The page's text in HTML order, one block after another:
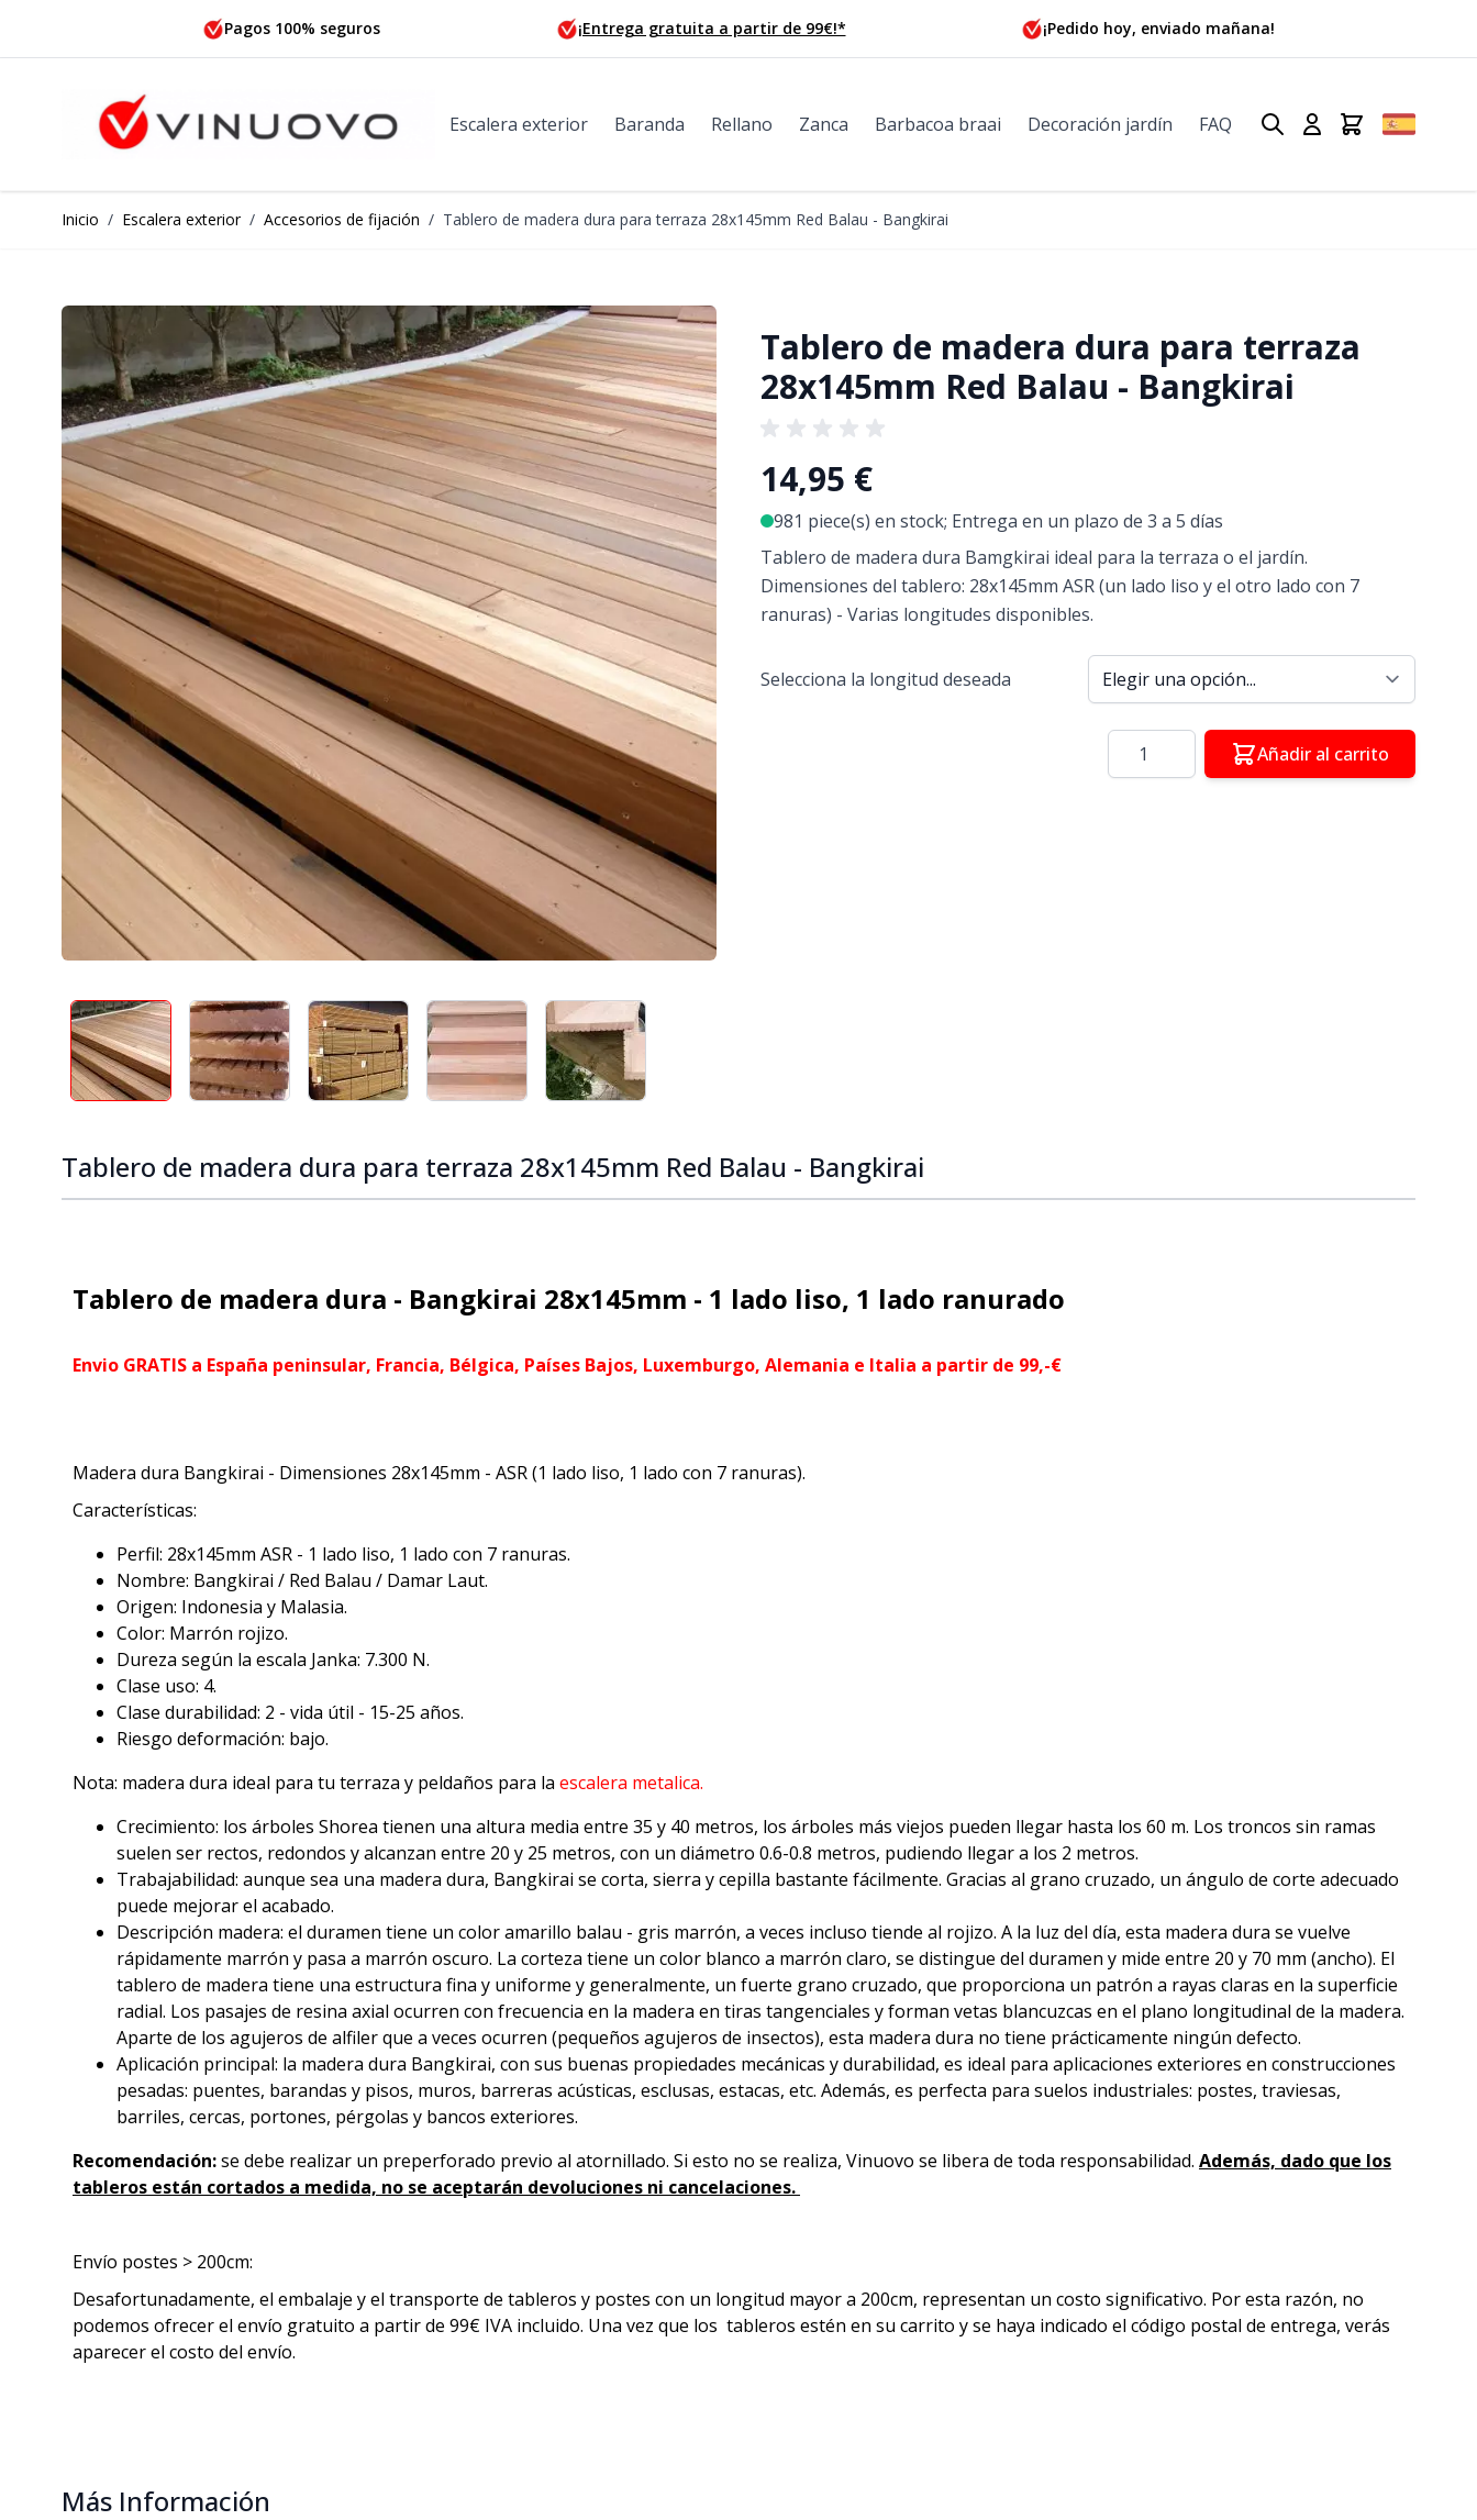
Pagos 100% seguros ¡Entrega gratuita a partir de 99€!* ¡Pedido hoy, enviado mañana!
Escalera exterior Baranda Rellano Zanca Barbacoa braai Decoración jardín FAQ
Inicio / Escalera exterior / Accesorios de fijación / Tablero de madera dura para terraza 28x145mm Red Balau - Bangkirai
Tablero de madera dura para terraza
28x145mm Red Balau - Bangkirai
View larger imageView larger imageView larger imageView larger imageView larger image
14,95 €
981 piece(s) en stock; Entrega en un plazo de 3 a 5 días
Tablero de madera dura Bamgkirai ideal para la terraza o el jardín.
Dimensiones del tablero: 28x145mm ASR (un lado liso y el otro lado con 7
ranuras) - Varias longitudes disponibles.
Selecciona la longitud deseada
Cantidad Añadir al carrito
Tablero de madera dura para terraza 28x145mm Red Balau - Bangkirai
Tablero de madera dura - Bangkirai 28x145mm - 1 lado liso, 1 lado ranurado
Envio GRATIS a España peninsular, Francia, Bélgica, Países Bajos, Luxemburgo, Alemania e Italia a partir de 99,-€
Madera dura Bangkirai - Dimensiones 28x145mm - ASR (1 lado liso, 1 lado con 7 ranuras).
Características:
Perfil: 28x145mm ASR - 1 lado liso, 1 lado con 7 ranuras.
Nombre: Bangkirai / Red Balau / Damar Laut.
Origen: Indonesia y Malasia.
Color: Marrón rojizo.
Dureza según la escala Janka: 7.300 N.
Clase uso: 4.
Clase durabilidad: 2 - vida útil - 15-25 años.
Riesgo deformación: bajo.
Nota: madera dura ideal para tu terraza y peldaños para la escalera metalica.
Crecimiento: los árboles Shorea tienen una altura media entre 35 y 40 metros, los árboles más viejos pueden llegar hasta los 60 m. Los troncos sin ramas
suelen ser rectos, redondos y alcanzan entre 20 y 25 metros, con un diámetro 0.6-0.8 metros, pudiendo llegar a los 2 metros.
Trabajabilidad: aunque sea una madera dura, Bangkirai se corta, sierra y cepilla bastante fácilmente. Gracias al grano cruzado, un ángulo de corte adecuado
puede mejorar el acabado.
Descripción madera: el duramen tiene un color amarillo balau - gris marrón, a veces incluso tiende al rojizo. A la luz del día, esta madera dura se vuelve
rápidamente marrón y pasa a marrón oscuro. La corteza tiene un color blanco a marrón claro, se distingue del duramen y mide entre 20 y 70 mm (ancho). El
tablero de madera tiene una estructura fina y uniforme y generalmente, un fuerte grano cruzado, que proporciona un patrón a rayas claras en la superficie
radial. Los pasajes de resina axial ocurren con frecuencia en la madera en tiras tangenciales y forman vetas blancuzcas en el plano longitudinal de la madera.
Aparte de los agujeros de alfiler que a veces ocurren (pequeños agujeros de insectos), esta madera dura no tiene prácticamente ningún defecto.
Aplicación principal: la madera dura Bangkirai, con sus buenas propiedades mecánicas y durabilidad, es ideal para aplicaciones exteriores en construcciones
pesadas: puentes, barandas y pisos, muros, barreras acústicas, esclusas, estacas, etc. Además, es perfecta para suelos industriales: postes, traviesas,
barriles, cercas, portones, pérgolas y bancos exteriores.
Recomendación:se debe realizar un preperforado previo al atornillado. Si esto no se realiza, Vinuovo se libera de toda responsabilidad. Además, dado que los
tableros están cortados a medida, no se aceptarán devoluciones ni cancelaciones.
Envío postes > 200cm:
Desafortunadamente, el embalaje y el transporte de tableros y postes con un longitud mayor a 200cm, representan un costo significativo. Por esta razón, no
podemos ofrecer el envío gratuito a partir de 99€ IVA incluido. Una vez que los tableros estén en su carrito y se haya indicado el código postal de entrega, verás
aparecer el costo del envío.
Más Información